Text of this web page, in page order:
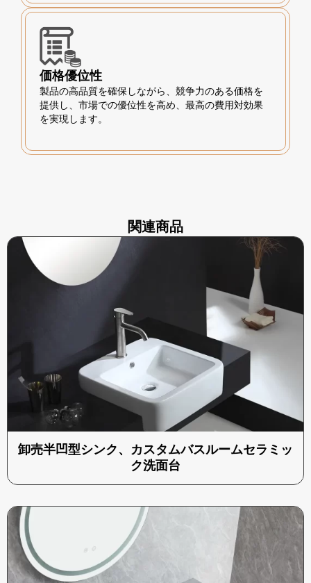
価格優位性
製品の高品質を確保しながら、競争力のある価格を
提供し、市場での優位性を高め、最高の費用対効果
を実現します。
関連商品
卸売半凹型シンク、カスタムバスルームセラミッ
ク洗面台